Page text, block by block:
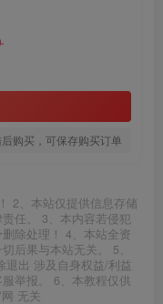
购买，可保存购买订单
2、本站仅提供信息存储
任。 3、本内容若侵犯
除处理！ 4、本站全资
后果与本站无关。 5、
退出 涉及自身权益/利益
举报。 6、本教程仅供
无关